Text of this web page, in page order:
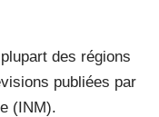
des régions
publiées par
(INM).